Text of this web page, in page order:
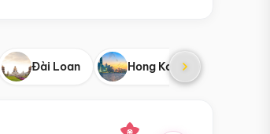
Đài Loan Hong Kong